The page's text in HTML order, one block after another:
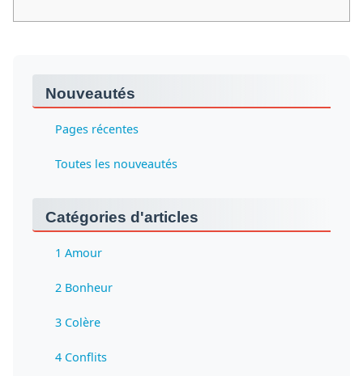
Nouveautés
Pages récentes
Toutes les nouveautés
Catégories d'articles
1 Amour
2 Bonheur
3 Colère
4 Conflits